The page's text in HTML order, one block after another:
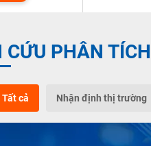
CỨU PHÂN TÍCH
Tất cả Nhận định thị trường